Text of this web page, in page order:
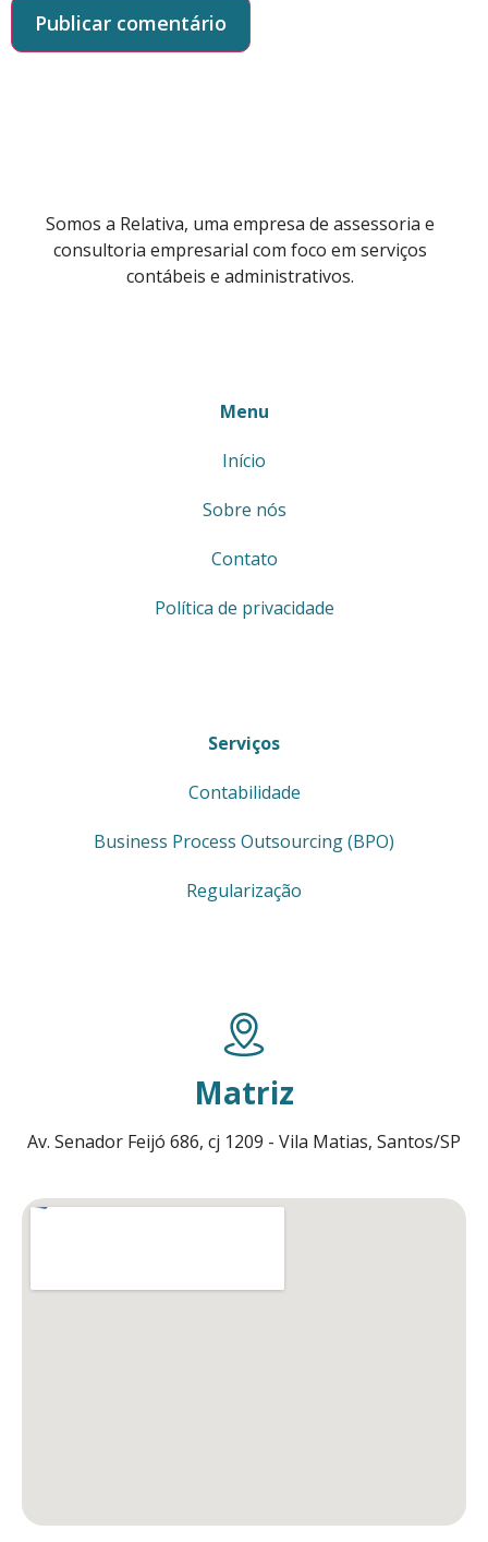
Somos a Relativa, uma empresa de assessoria e
consultoria empresarial com foco em serviços
contábeis e administrativos.
Menu
Início
Sobre nós
Contato
Política de privacidade
Serviços
Contabilidade
Business Process Outsourcing (BPO)
Regularização
Matriz
Av. Senador Feijó 686, cj 1209 - Vila Matias, Santos/SP